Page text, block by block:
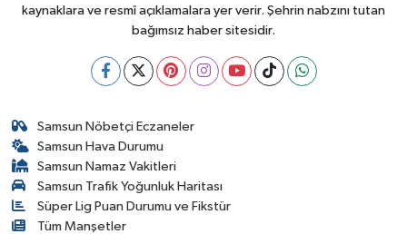
kaynaklara ve resmî açıklamalara yer verir. Şehrin nabzını tutan
bağımsız haber sitesidir.
Samsun Nöbetçi Eczaneler
Samsun Hava Durumu
Samsun Namaz Vakitleri
Samsun Trafik Yoğunluk Haritası
Süper Lig Puan Durumu ve Fikstür
Tüm Manşetler